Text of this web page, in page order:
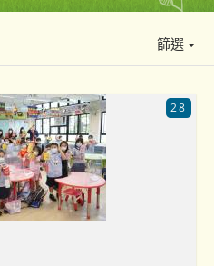
篩選
28